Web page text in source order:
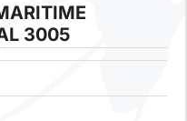
3005